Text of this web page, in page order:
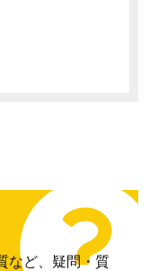
など、疑問・質